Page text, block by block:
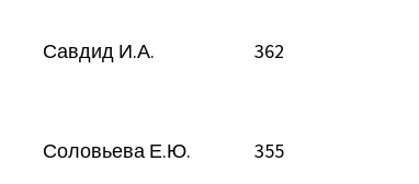
Савдид И.А. 362
Соловьева Е.Ю. 355